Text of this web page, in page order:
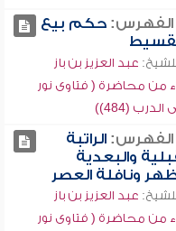
الفهرس:حكم بيع
عبد العزيز بن باز
من محاضرة ( فتاوى نور
(484))
الفهرس:الراتبة
والبعدية
ونافلة العصر
عبد العزيز بن باز
من محاضرة ( فتاوى نور